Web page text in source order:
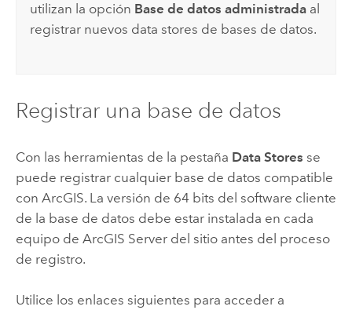
utilizan la opción Base de datos administrada al
registrar nuevos data stores de bases de datos.
Registrar una base de datos
Con las herramientas de la pestaña Data Stores se
puede registrar cualquier base de datos compatible
con ArcGIS. La versión de 64 bits del software cliente
de la base de datos debe estar instalada en cada
equipo de ArcGIS Serverdel sitio antes del proceso
de registro.
Utilice los enlaces siguientes para acceder a